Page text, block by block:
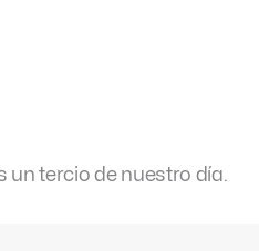
un tercio de nuestro día.